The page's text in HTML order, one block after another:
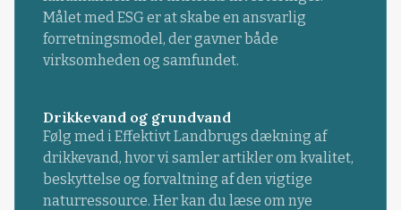
Målet med ESG er at skabe en ansvarlig
forretningsmodel, der gavner både
virksomheden og samfundet.
Drikkevand og grundvand
Følg med i Effektivt Landbrugs dækning af
drikkevand, hvor vi samler artikler om kvalitet,
beskyttelse og forvaltning af den vigtige
naturressource. Her kan du læse om nye